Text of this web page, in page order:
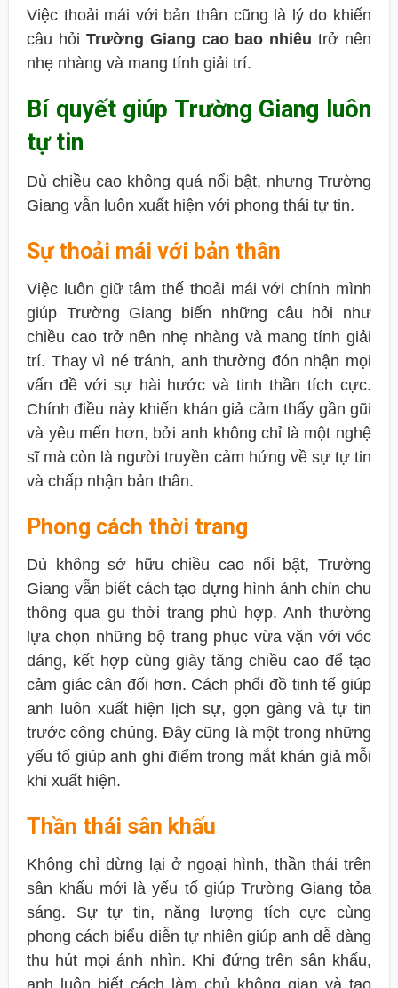
Việc thoải mái với bản thân cũng là lý do khiến
câu hỏi Trường Giang cao bao nhiêu trở nên
nhẹ nhàng và mang tính giải trí.
Bí quyết giúp Trường Giang luôn
tự tin
Dù chiều cao không quá nổi bật, nhưng Trường
Giang vẫn luôn xuất hiện với phong thái tự tin.
Sự thoải mái với bản thân
Việc luôn giữ tâm thế thoải mái với chính mình
giúp Trường Giang biến những câu hỏi như
chiều cao trở nên nhẹ nhàng và mang tính giải
trí. Thay vì né tránh, anh thường đón nhận mọi
vấn đề với sự hài hước và tinh thần tích cực.
Chính điều này khiến khán giả cảm thấy gần gũi
và yêu mến hơn, bởi anh không chỉ là một nghệ
sĩ mà còn là người truyền cảm hứng về sự tự tin
và chấp nhận bản thân.
Phong cách thời trang
Dù không sở hữu chiều cao nổi bật, Trường
Giang vẫn biết cách tạo dựng hình ảnh chỉn chu
thông qua gu thời trang phù hợp. Anh thường
lựa chọn những bộ trang phục vừa vặn với vóc
dáng, kết hợp cùng giày tăng chiều cao để tạo
cảm giác cân đối hơn. Cách phối đồ tinh tế giúp
anh luôn xuất hiện lịch sự, gọn gàng và tự tin
trước công chúng. Đây cũng là một trong những
yếu tố giúp anh ghi điểm trong mắt khán giả mỗi
khi xuất hiện.
Thần thái sân khấu
Không chỉ dừng lại ở ngoại hình, thần thái trên
sân khấu mới là yếu tố giúp Trường Giang tỏa
sáng. Sự tự tin, năng lượng tích cực cùng
phong cách biểu diễn tự nhiên giúp anh dễ dàng
thu hút mọi ánh nhìn. Khi đứng trên sân khấu,
anh luôn biết cách làm chủ không gian và tạo